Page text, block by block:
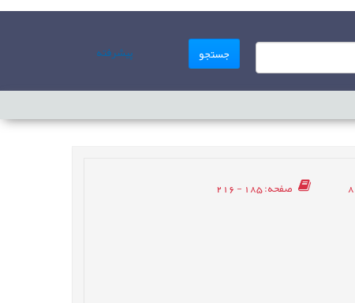
جستجو پیشرفته
صفحه: 185 - 216